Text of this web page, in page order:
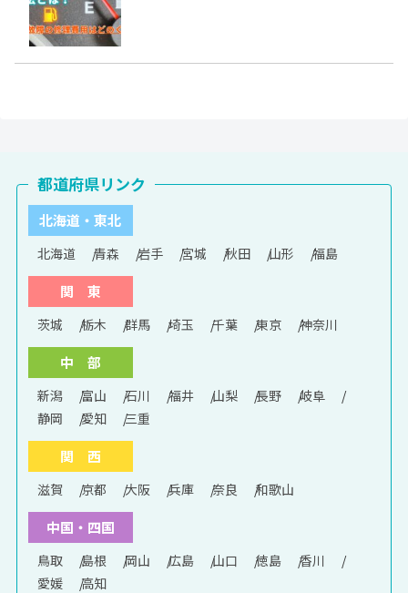
北海道・東北
北海道 青森 岩手 宮城 秋田 山形 福島
関 東
茨城 栃木 群馬 埼玉 千葉 東京 神奈川
中 部
新潟 富山 石川 福井 山梨 長野
岐阜
静岡
愛知 三重
関 西
滋賀 京都 大阪 兵庫 奈良 和歌山
中国・四国
鳥取 島根 岡山 広島 山口 徳島
香川
愛媛
高知
都道府県リンク